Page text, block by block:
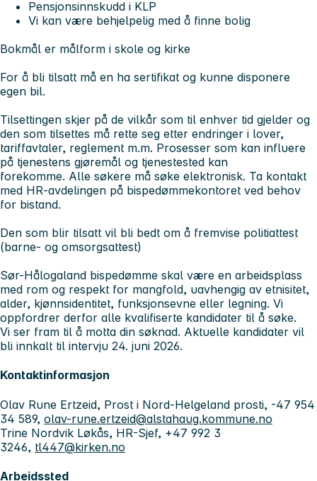
Pensjonsinnskudd i KLP
Vi kan være behjelpelig med å finne bolig
Bokmål er målform i skole og kirke
For å bli tilsatt må en ha sertifikat og kunne disponere
egen bil.
Tilsettingen skjer på de vilkår som til enhver tid gjelder og
den som tilsettes må rette seg etter endringer i lover,
tariffavtaler, reglement m.m. Prosesser som kan influere
på tjenestens gjøremål og tjenestested kan
forekomme. Alle søkere må søke elektronisk. Ta kontakt
med HR-avdelingen på bispedømmekontoret ved behov
for bistand.
Den som blir tilsatt vil bli bedt om å fremvise politiattest
(barne- og omsorgsattest)
Sør-Hålogaland bispedømme skal være en arbeidsplass
med rom og respekt for mangfold, uavhengig av etnisitet,
alder, kjønnsidentitet, funksjonsevne eller legning. Vi
oppfordrer derfor alle kvalifiserte kandidater til å søke.
Vi ser fram til å motta din søknad. Aktuelle kandidater vil
bli innkalt til intervju 24. juni 2026.
Kontaktinformasjon
Olav Rune Ertzeid, Prost i Nord-Helgeland prosti, -47 954
34 589, olav-rune.ertzeid@alstahaug.kommune.no
Trine Nordvik Løkås, HR-Sjef, +47 992 3
3246, tl447@kirken.no
Arbeidssted